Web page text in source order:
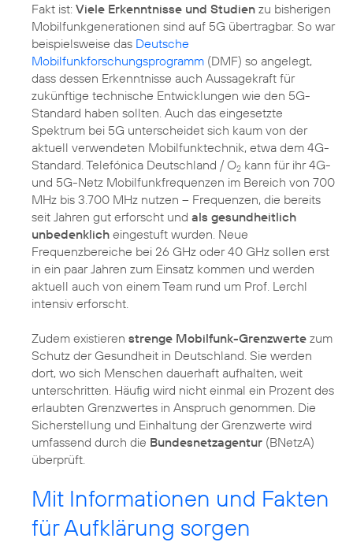
Fakt ist: Viele Erkenntnisse und Studien zu bisherigen
Mobilfunkgenerationen sind auf 5G übertragbar. So war
beispielsweise das Deutsche
Mobilfunkforschungsprogramm (DMF) so angelegt,
dass dessen Erkenntnisse auch Aussagekraft für
zukünftige technische Entwicklungen wie den 5G-
Standard haben sollten. Auch das eingesetzte
Spektrum bei 5G unterscheidet sich kaum von der
aktuell verwendeten Mobilfunktechnik, etwa dem 4G-
Standard. Telefónica Deutschland / O2 kann für ihr 4G-
und 5G-Netz Mobilfunkfrequenzen im Bereich von 700
MHz bis 3.700 MHz nutzen – Frequenzen, die bereits
seit Jahren gut erforscht und als gesundheitlich
unbedenklich eingestuft wurden. Neue
Frequenzbereiche bei 26 GHz oder 40 GHz sollen erst
in ein paar Jahren zum Einsatz kommen und werden
aktuell auch von einem Team rund um Prof. Lerchl
intensiv erforscht.
Zudem existieren strenge Mobilfunk-Grenzwerte zum
Schutz der Gesundheit in Deutschland. Sie werden
dort, wo sich Menschen dauerhaft aufhalten, weit
unterschritten. Häufig wird nicht einmal ein Prozent des
erlaubten Grenzwertes in Anspruch genommen. Die
Sicherstellung und Einhaltung der Grenzwerte wird
umfassend durch die Bundesnetzagentur (BNetzA)
überprüft.
Mit Informationen und Fakten
für Aufklärung sorgen